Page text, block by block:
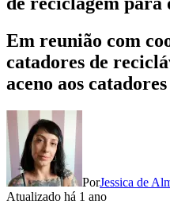
Em reunião com
catadores de
aceno aos
PorJessica de
Atualizado há 1 ano